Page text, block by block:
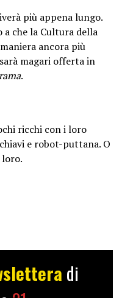
più appena lungo.
che la Cultura della
ancora più
magari offerta in
.
ricchi con i loro
e robot-puttana. O
di